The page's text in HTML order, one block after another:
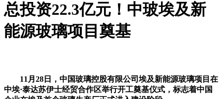
总投资22.3亿元！中玻埃及新
能源玻璃项目奠基
11月28日，中国玻璃控股有限公司埃及新能源玻璃项目在
中埃·泰达苏伊士经贸合作区举行开工奠基仪式，标志着中国